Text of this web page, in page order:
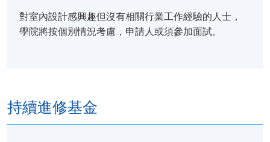
對室內設計感興趣但沒有相關行業工作經驗的人士，
學院將按個別情況考慮，申請人或須參加面試。
持續進修基金